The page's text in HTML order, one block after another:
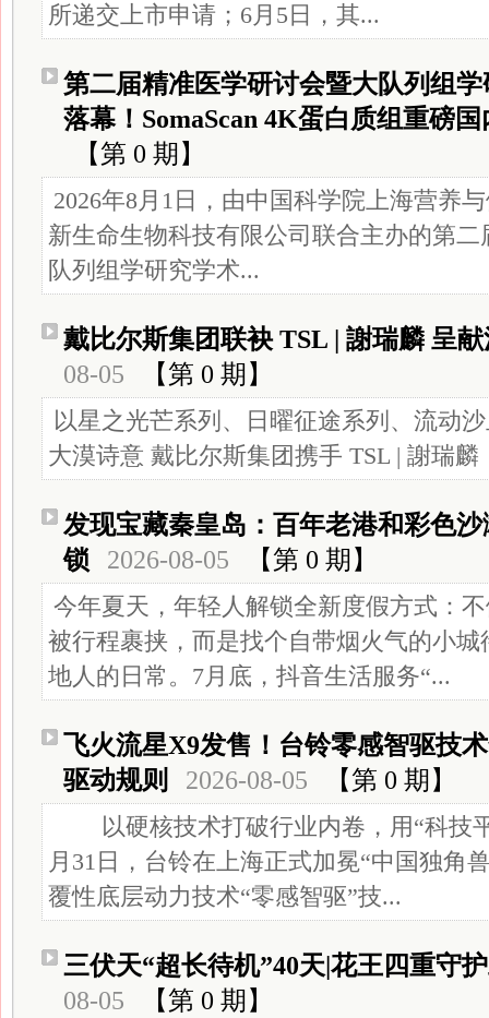
所递交上市申请；6月5日，其...
第二届精准医学研讨会暨大队列组
落幕！SomaScan 4K蛋白质组重磅
【第 0 期】
2026年8月1日，由中国科学院上海营养
新生命生物科技有限公司联合主办的第
队列组学研究学术...
戴比尔斯集团联袂 TSL | 謝瑞麟 呈
08-05
【第 0 期】
以星之光芒系列、日曜征途系列、流动
大漠诗意 戴比尔斯集团携手 TSL | 謝瑞
发现宝藏秦皇岛：百年老港和彩色
锁
2026-08-05 【第 0 期】
今年夏天，年轻人解锁全新度假方式：
被行程裹挟，而是找个自带烟火气的小
地人的日常。7月底，抖音生活服务“...
飞火流星X9发售！台铃零感智驱技
驱动规则
2026-08-05 【第 0 期】
以硬核技术打破行业内卷，用“科技
月31日，台铃在上海正式加冕“中国独角
覆性底层动力技术“零感智驱”技...
三伏天“超长待机”40天|花王四重守
08-05
【第 0 期】